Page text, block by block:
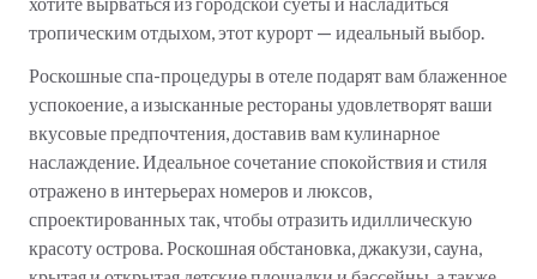
тропическим отдыхом, этот курорт — идеальный выбор.
Роскошные спа-процедуры в отеле подарят вам блаженное
успокоение, а изысканные рестораны удовлетворят ваши
вкусовые предпочтения, доставив вам кулинарное
наслаждение. Идеальное сочетание спокойствия и стиля
отражено в интерьерах номеров и люксов,
спроектированных так, чтобы отразить идиллическую
красоту острова. Роскошная обстановка, джакузи, сауна,